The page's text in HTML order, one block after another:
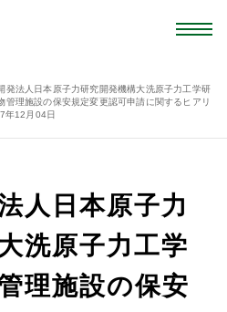
発法人日本原子力研究開発機構大洗原子力工学研
管理施設の保安規定変更認可申請に関するヒアリ
年12月04日
人日本原子力
洗原子力工学
理施設の保安